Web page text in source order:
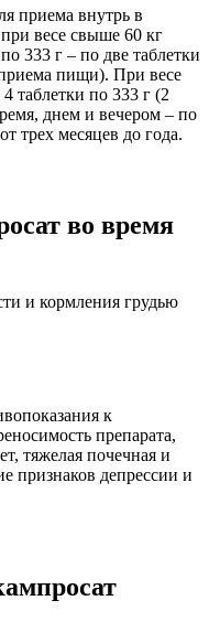
приема внутрь в
весе свыше 60 кг
333 г – по две таблетки
пищи). При весе
таблетки по 333 г (2
днем и вечером – по
трех месяцев до года.
во время
и кормления грудью
к
препарата,
тяжелая почечная и
признаков депрессии и